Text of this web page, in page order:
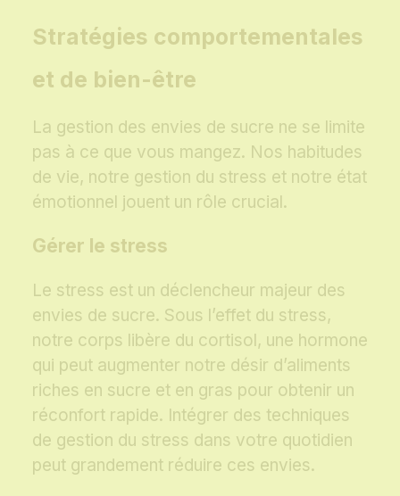
Stratégies comportementales
et de bien-être
La gestion des envies de sucre ne se limite
pas à ce que vous mangez. Nos habitudes
de vie, notre gestion du stress et notre état
émotionnel jouent un rôle crucial.
Gérer le stress
Le stress est un déclencheur majeur des
envies de sucre. Sous l’effet du stress,
notre corps libère du cortisol, une hormone
qui peut augmenter notre désir d’aliments
riches en sucre et en gras pour obtenir un
réconfort rapide. Intégrer des techniques
de gestion du stress dans votre quotidien
peut grandement réduire ces envies.